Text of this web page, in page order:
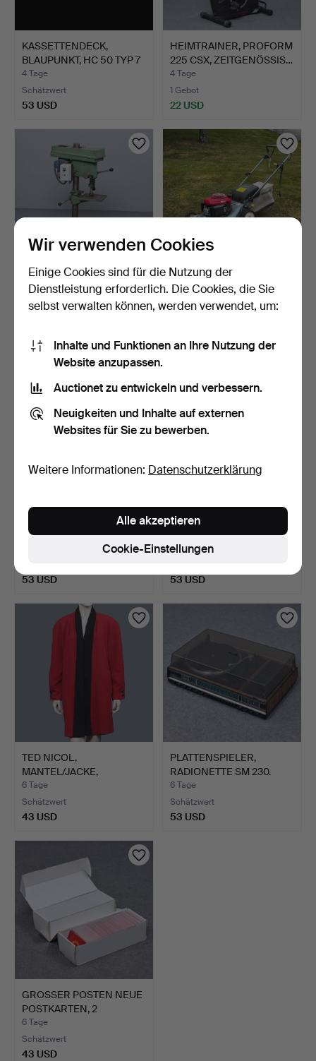
KASSETTENDECK,
BLAUPUNKT, HC 50 TYP 7
614 …
4 Tage
Schätzwert
53 USD
HEIMTRAINER, PROFORM
225 CSX, ZEITGENÖSSIS…
4 Tage
1 Gebot
22 USD
SÄULENBOHRMASCHINE.
5 Tage
22 USD
RASENMÄHER MIT
FANGKORB, HONDA, 4,5
PS.
5 Tage
53 USD
BLAUPUNKT STG 3000,
53 USD
KOFFER (MILITÄR) UNICA,
AKTIEBOLAGET TIDAN…
6 Tage
53 USD
TED NICOL,
MANTEL/JACKE,
KASCHMIR UND WOLL…
6 Tage
Schätzwert
43 USD
PLATTENSPIELER,
RADIONETTE SM 230.
6 Tage
Schätzwert
53 USD
GROSSER POSTEN NEUE
POSTKARTEN, 2
KARTONS.
6 Tage
Schätzwert
43 USD
Wir verwenden Cookies
Einige Cookies sind für die Nutzung der
Dienstleistung erforderlich. Die Cookies, die Sie
selbst verwalten können, werden verwendet, um:
Inhalte und Funktionen an Ihre Nutzung der
Website anzupassen.
Auctionet zu entwickeln und verbessern.
Neuigkeiten und Inhalte auf externen
Websites für Sie zu bewerben.
Weitere Informationen: Datenschutzerklärung
Cookie-Einstellungen
Alle akzeptieren